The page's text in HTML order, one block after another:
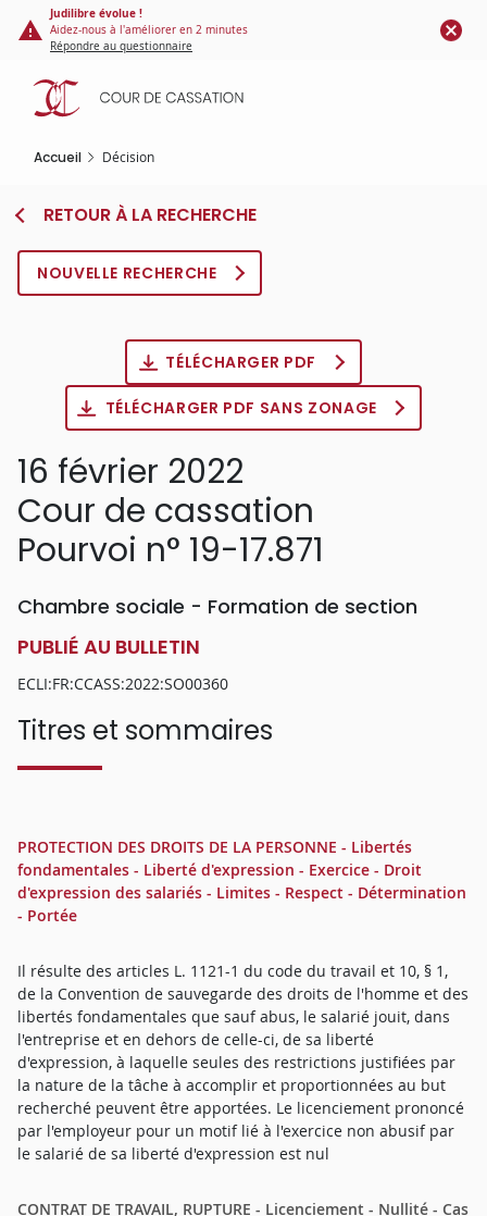
Panneau de gestion des cookies
contenu
principal
Judilibre évolue !
Aidez-nous à l'améliorer en 2 minutes
Répondre au questionnaire
Accueil Décision
RETOUR À LA RECHERCHE
NOUVELLE RECHERCHE
TÉLÉCHARGER PDF
TÉLÉCHARGER PDF SANS ZONAGE
16 février 2022
Cour de cassation
Pourvoi n° 19-17.871
Chambre sociale - Formation de section
PUBLIÉ AU BULLETIN
ECLI:FR:CCASS:2022:SO00360
Titres et sommaires
PROTECTION DES DROITS DE LA PERSONNE - Libertés
fondamentales - Liberté d'expression - Exercice - Droit
d'expression des salariés - Limites - Respect - Détermination
- Portée
Il résulte des articles L. 1121-1 du code du travail et 10, § 1,
de la Convention de sauvegarde des droits de l'homme et des
libertés fondamentales que sauf abus, le salarié jouit, dans
l'entreprise et en dehors de celle-ci, de sa liberté
d'expression, à laquelle seules des restrictions justifiées par
la nature de la tâche à accomplir et proportionnées au but
recherché peuvent être apportées. Le licenciement prononcé
par l'employeur pour un motif lié à l'exercice non abusif par
le salarié de sa liberté d'expression est nul
CONTRAT DE TRAVAIL, RUPTURE - Licenciement - Nullité - Cas